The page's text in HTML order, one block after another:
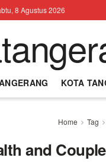
8 Agustus 2026
KOTA
Home Tag
and Couple